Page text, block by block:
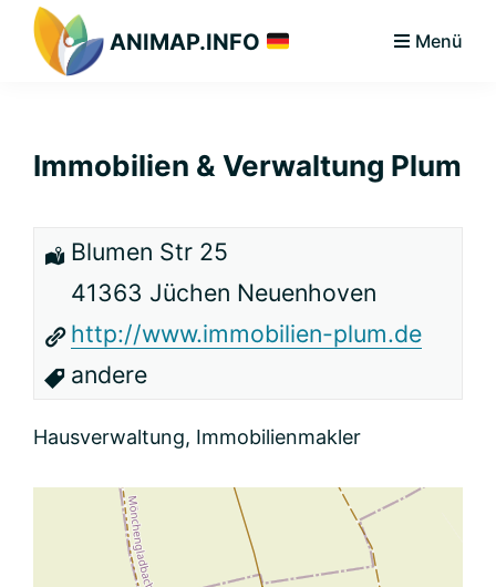
Hauptnavigation
Zum
Hauptinhalt
primären
ANIMAP.INFO
Das
Menü
Immobilien & Verwaltung Plum
Blumen Str 25
41363 Jüchen Neuenhoven
http://www.immobilien-plum.de
andere
Hausverwaltung, Immobilienmakler